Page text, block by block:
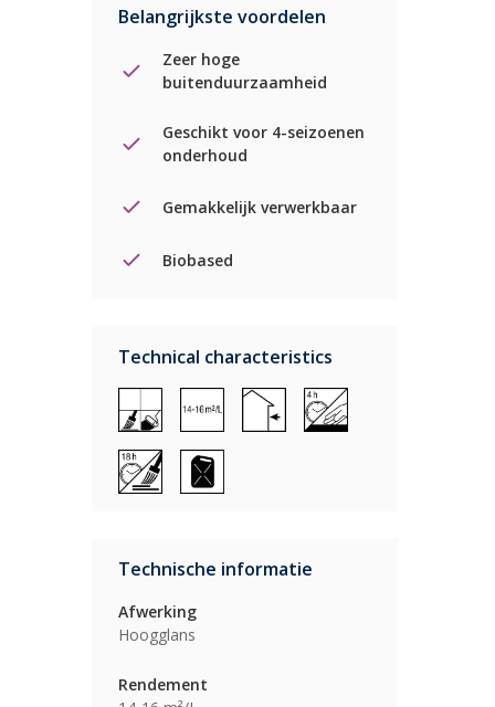
Belangrijkste voordelen
Zeer hoge
buitenduurzaamheid
Geschikt voor 4-seizoenen
onderhoud
Gemakkelijk verwerkbaar
Biobased
Technical characteristics
Technische informatie
Afwerking
Hoogglans
Rendement